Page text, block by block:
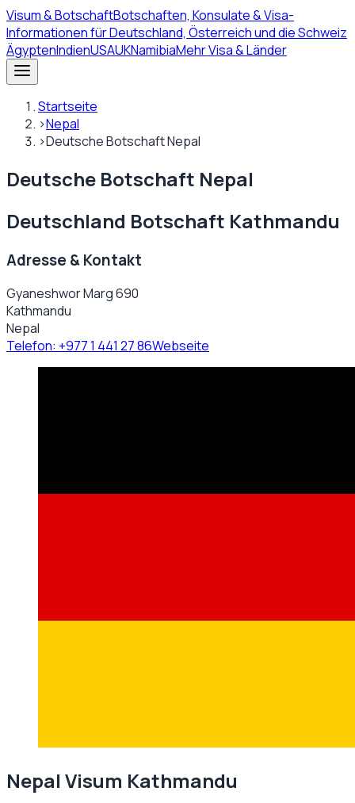
Visum& BotschaftBotschaften, Konsulate & Visa-
Informationen für Deutschland, Österreich und die Schweiz
ÄgyptenIndienUSAUKNamibiaMehr Visa & Länder
Startseite
›Nepal
›Deutsche Botschaft Nepal
Deutsche Botschaft Nepal
Deutschland Botschaft Kathmandu
Adresse & Kontakt
Gyaneshwor Marg 690
Kathmandu
Nepal
Telefon: +977 1 441 27 86Webseite
Nepal Visum Kathmandu